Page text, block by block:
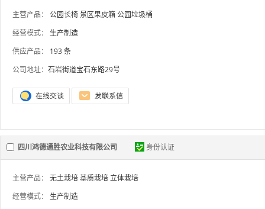
主营产品： 公园长椅景区果皮箱公园垃圾桶
经营模式：
生产制造
供应产品：
193 条
公司地址： 石岩街道宝石东路29号
四川鸿德通胜农业科技有限公司 身份认证
主营产品： 无土栽培基质栽培立体栽培
经营模式：
生产制造